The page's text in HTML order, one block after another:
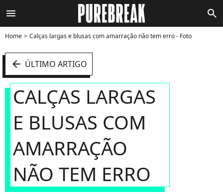
menu search
Home Calças largas e blusas com amarração não tem erro - Foto
arrow_left ÚLTIMO ARTIGO
CALÇAS LARGAS
E BLUSAS COM
AMARRAÇÃO
NÃO TEM ERRO